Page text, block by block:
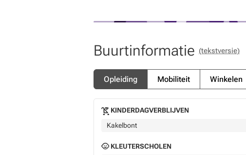
Buurtinformatie (tekstversie)
Opleiding Mobiliteit Winkelen
KINDERDAGVERBLIJVEN
Kakelbont
KLEUTERSCHOLEN